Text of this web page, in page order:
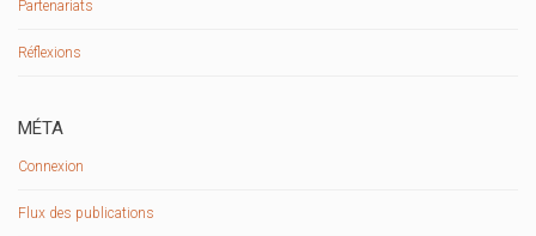
Partenariats
Réflexions
MÉTA
Connexion
Flux des publications